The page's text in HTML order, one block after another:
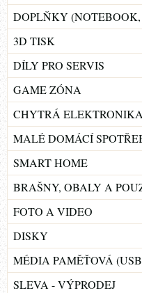
DOPLŇKY
3D TISK
DÍLY PRO SERVIS
GAME ZÓNA
CHYTRÁ ELEKTRONIKA
MALÉ DOMÁCÍ
SMART HOME
BRAŠNY, OBALY A
FOTO A VIDEO
DISKY
MÉDIA PAMĚŤOVÁ
SLEVA - VÝPRODEJ